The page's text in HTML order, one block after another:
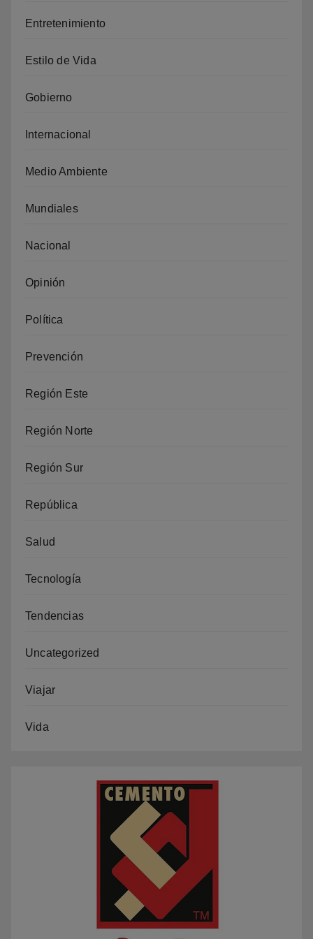
Entretenimiento
Estilo de Vida
Gobierno
Internacional
Medio Ambiente
Mundiales
Nacional
Opinión
Política
Prevención
Región Este
Región Norte
Región Sur
República
Salud
Tecnología
Tendencias
Uncategorized
Viajar
Vida